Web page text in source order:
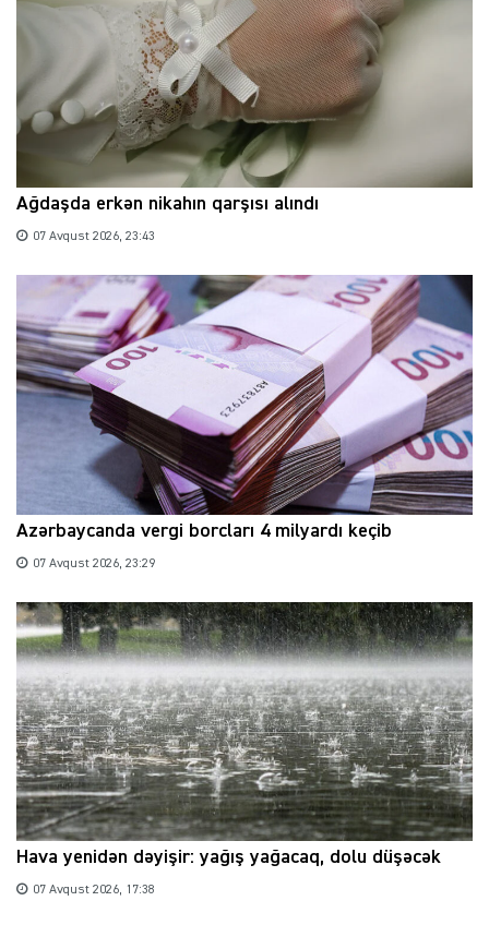
Ağdaşda erkən nikahın qarşısı alındı
07 Avqust 2026, 23:43
Azərbaycanda vergi borcları 4 milyardı keçib
07 Avqust 2026, 23:29
Hava yenidən dəyişir: yağış yağacaq, dolu düşəcək
07 Avqust 2026, 17:38